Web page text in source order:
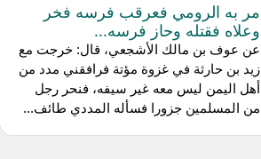
مر به الرومي فعرقب فرسه فخر
وعلاه فقتله وحاز فرسه...
عن عوف بن مالك الأشجعي، قال: خرجت مع
زيد بن حارثة في غزوة مؤتة فرافقني مدد من
أهل اليمن ليس معه غير سيفه، فنحر رجل
من المسلمين جزورا فسأله المددي طائف...